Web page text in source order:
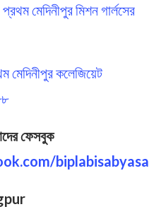
মেদিনীপুর মিশন গার্লসের
মেদিনীপুর কলেজিয়েট
ফেসবুক